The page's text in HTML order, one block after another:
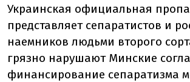
Украинская официальная
представляет сепаратистов и
наемников людьми второго
грязно нарушают Минские
финансирование сепаратизма